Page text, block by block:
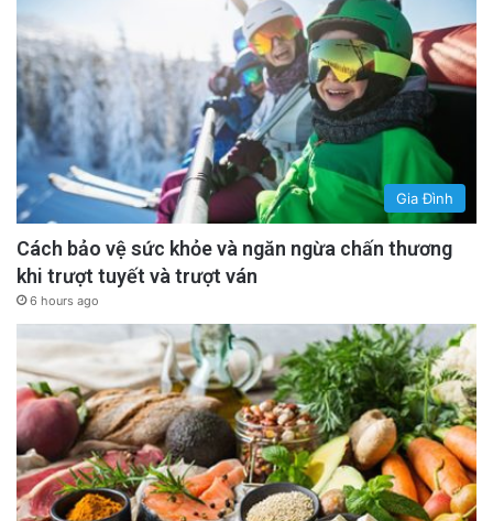
Gia Đình
Cách bảo vệ sức khỏe và ngăn ngừa chấn thương
khi trượt tuyết và trượt ván
6 hours ago